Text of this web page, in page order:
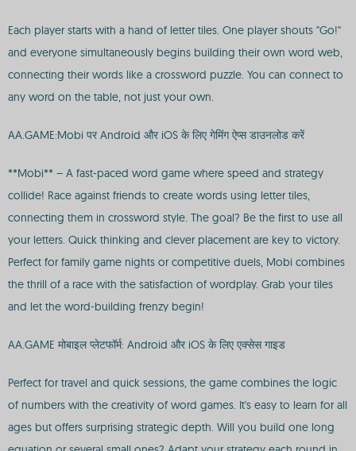
Each player starts with a hand of letter tiles. One player shouts "Go!"
and everyone simultaneously begins building their own word web,
connecting their words like a crossword puzzle. You can connect to
any word on the table, not just your own.
AA.GAME:Mobi पर Android और iOS के लिए गेमिंग ऐप्स डाउनलोड करें
**Mobi** – A fast-paced word game where speed and strategy
collide! Race against friends to create words using letter tiles,
connecting them in crossword style. The goal? Be the first to use all
your letters. Quick thinking and clever placement are key to victory.
Perfect for family game nights or competitive duels, Mobi combines
the thrill of a race with the satisfaction of wordplay. Grab your tiles
and let the word-building frenzy begin!
AA.GAME मोबाइल प्लेटफॉर्म: Android और iOS के लिए एक्सेस गाइड
Perfect for travel and quick sessions, the game combines the logic
of numbers with the creativity of word games. It's easy to learn for all
ages but offers surprising strategic depth. Will you build one long